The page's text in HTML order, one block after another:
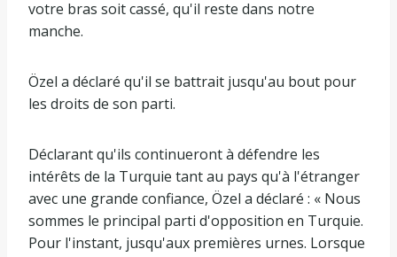
votre bras soit cassé, qu'il reste dans notre
manche.
Özel a déclaré qu'il se battrait jusqu'au bout pour
les droits de son parti.
Déclarant qu'ils continueront à défendre les
intérêts de la Turquie tant au pays qu'à l'étranger
avec une grande confiance, Özel a déclaré : « Nous
sommes le principal parti d'opposition en Turquie.
Pour l'instant, jusqu'aux premières urnes. Lorsque